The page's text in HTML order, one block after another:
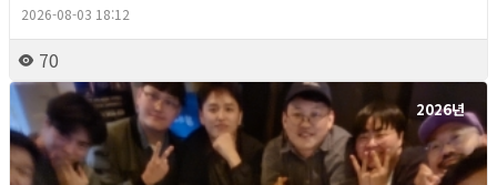
2026-08-03 18:12
70
2026년